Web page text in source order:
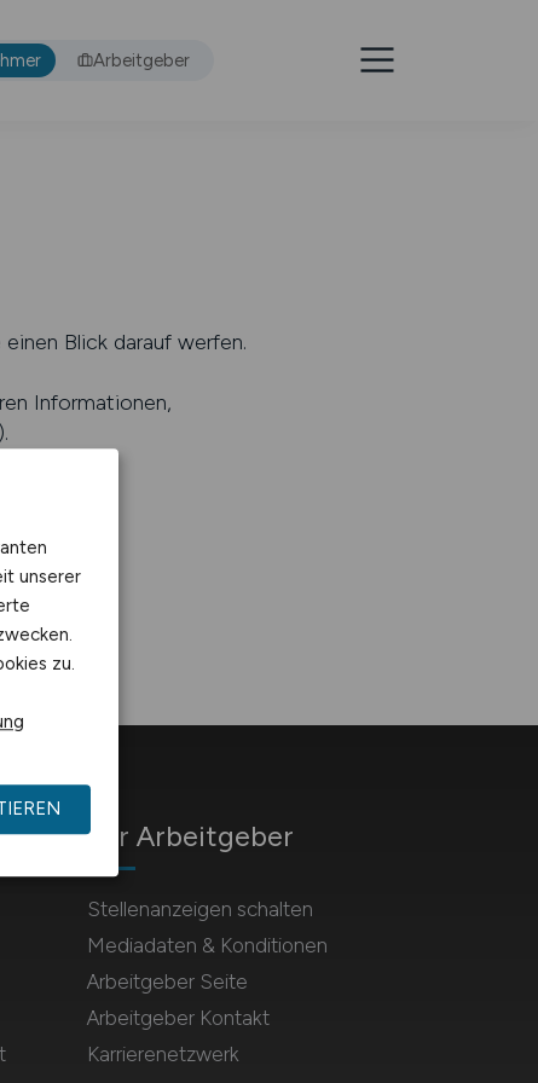
Arbeitgeber
Blick darauf werfen.
Informationen,
).
Für Arbeitgeber
Stellenanzeigen schalten
Mediadaten & Konditionen
Arbeitgeber Seite
Arbeitgeber Kontakt
Karrierenetzwerk
unserer
zu.